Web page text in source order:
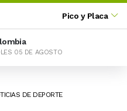
Pico y Placa
05 DE AGOSTO
DE DEPORTE